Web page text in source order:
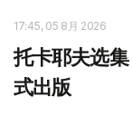
17:45, 05 8月 2026
托卡耶夫选
式出版